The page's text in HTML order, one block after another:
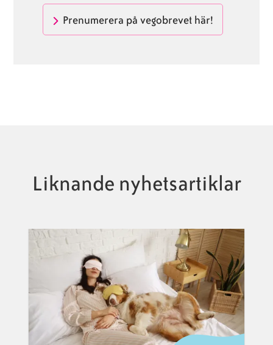
Prenumerera på vegobrevet här!
Liknande nyhetsartiklar